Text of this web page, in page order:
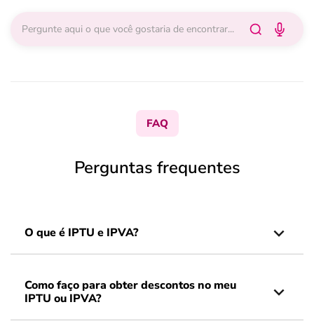
FAQ
Perguntas frequentes
O que é IPTU e IPVA?
Como faço para obter descontos no meu
IPTU ou IPVA?